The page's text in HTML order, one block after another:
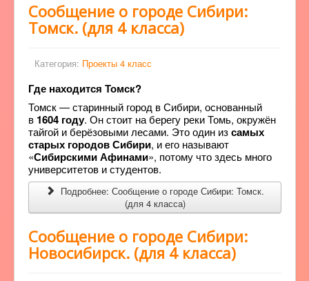
Сообщение о городе Сибири:
Томск. (для 4 класса)
Категория: Проекты 4 класс
Где находится Томск?
Томск — старинный город в Сибири, основанный
в 1604 году. Он стоит на берегу реки Томь, окружён
тайгой и берёзовыми лесами. Это один изсамых
старых городов Сибири, и его называют
«Сибирскими Афинами», потому что здесь много
университетов и студентов.
Подробнее: Сообщение о городе Сибири: Томск.
(для 4 класса)
Сообщение о городе Сибири:
Новосибирск. (для 4 класса)